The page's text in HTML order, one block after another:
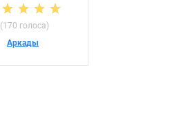
(170 голоса)
Аркады